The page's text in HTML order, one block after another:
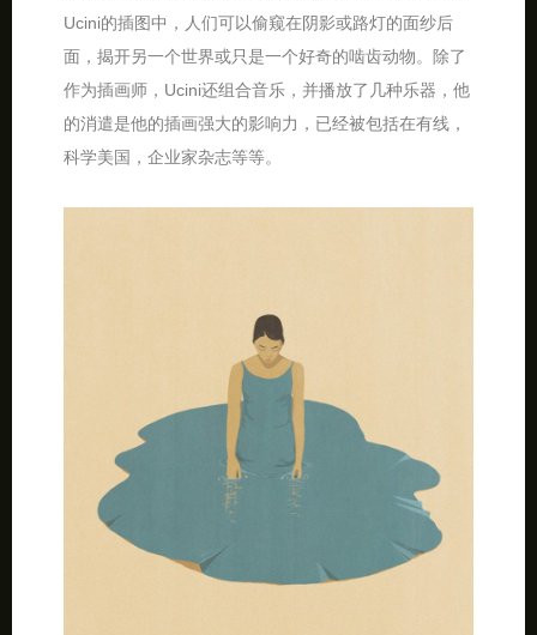
Ucini的插图中，人们可以偷窥在阴影或路灯的面纱后
面，揭开另一个世界或只是一个好奇的啮齿动物。除了
作为插画师，Ucini还组合音乐，并播放了几种乐器，他
的消遣是他的插画强大的影响力，已经被包括在有线，
科学美国，企业家杂志等等。